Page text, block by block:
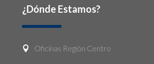
¿Dónde Estamos?
 Oficinas Región Centro